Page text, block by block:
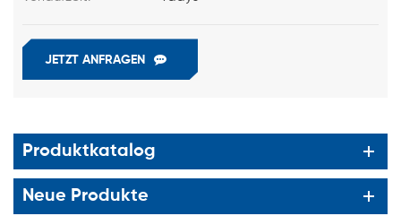
JETZT ANFRAGEN
Produktkatalog
Neue Produkte